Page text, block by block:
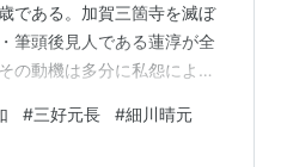
である。加賀三箇寺を滅ぼ
筆頭後見人である蓮淳が全
動機は多分に私怨による
戦さの帰趨を見守ってい
そしてまた逆転、という戦
#三好元長 #細川晴元